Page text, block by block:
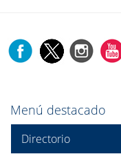
Menú destacado
Directorio